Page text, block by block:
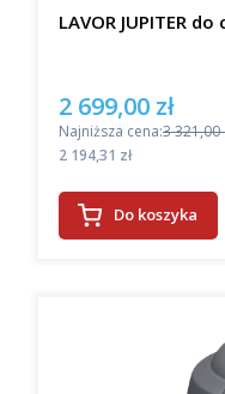
LAVOR JUPITER
Cena promocyjna
2 699,00 zł
Najniższa cena:3 321,00
Cena
2 194,31 zł
Do koszyka